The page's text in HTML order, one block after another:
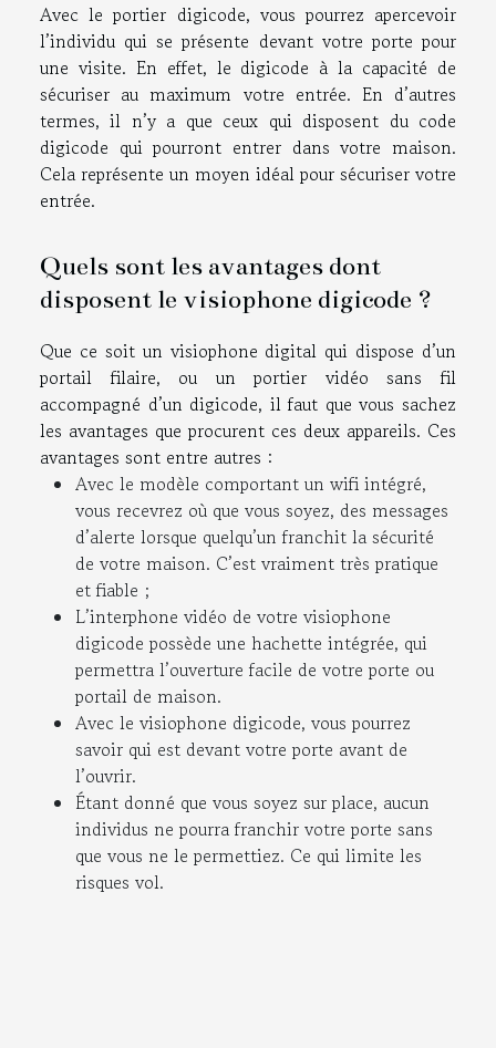
Avec le portier digicode, vous pourrez apercevoir
l’individu qui se présente devant votre porte pour
une visite. En effet, le digicode à la capacité de
sécuriser au maximum votre entrée. En d’autres
termes, il n’y a que ceux qui disposent du code
digicode qui pourront entrer dans votre maison.
Cela représente un moyen idéal pour sécuriser votre
entrée.
Quels sont les avantages dont
disposent le visiophone digicode ?
Que ce soit un visiophone digital qui dispose d’un
portail filaire, ou un portier vidéo sans fil
accompagné d’un digicode, il faut que vous sachez
les avantages que procurent ces deux appareils. Ces
avantages sont entre autres :
Avec le modèle comportant un wifi intégré,
vous recevrez où que vous soyez, des messages
d’alerte lorsque quelqu’un franchit la sécurité
de votre maison. C’est vraiment très pratique
et fiable ;
L’interphone vidéo de votre visiophone
digicode possède une hachette intégrée, qui
permettra l’ouverture facile de votre porte ou
portail de maison.
Avec le visiophone digicode, vous pourrez
savoir qui est devant votre porte avant de
l’ouvrir.
Étant donné que vous soyez sur place, aucun
individus ne pourra franchir votre porte sans
que vous ne le permettiez. Ce qui limite les
risques vol.